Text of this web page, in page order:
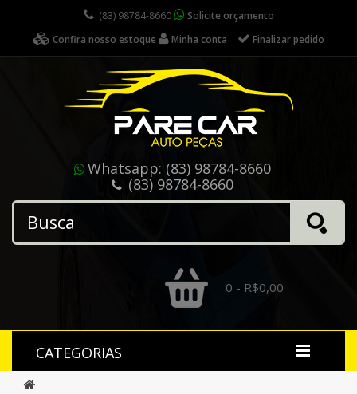
(83) 98784-8660
Solicite orçamento
Confira nosso estoque
Minha conta Finalizar pedido
Whatsapp: (83) 98784-8660
(83) 98784-8660
0 - R$0,00
CATEGORIAS